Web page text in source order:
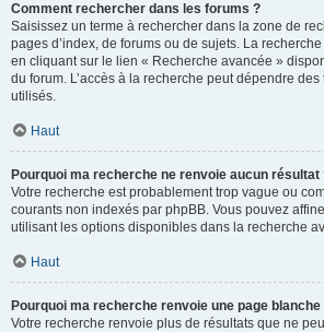
Comment rechercher dans les forums ?
Saisissez un terme à rechercher dans la zone de
pages d’index, de forums ou de sujets. La
en cliquant sur le lien « Recherche avancée »
du forum. L’accès à la recherche peut dépendre
utilisés.
Haut
Pourquoi ma recherche ne renvoie aucun résultat
Votre recherche est probablement trop vague ou
courants non indexés par phpBB. Vous pouvez
utilisant les options disponibles dans la recherche
Haut
Pourquoi ma recherche renvoie une page blanche
Votre recherche renvoie plus de résultats que ne